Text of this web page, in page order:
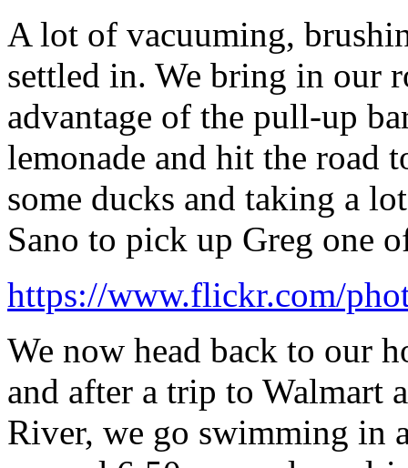
A lot of vacuuming,
settled in. We bring in our
advantage of the pull-up
lemonade and hit the road
some ducks and taking a
Sano to pick up Greg one
https://www.flickr.com/
We now head back to our
and after a trip to Walmart
River, we go swimming in